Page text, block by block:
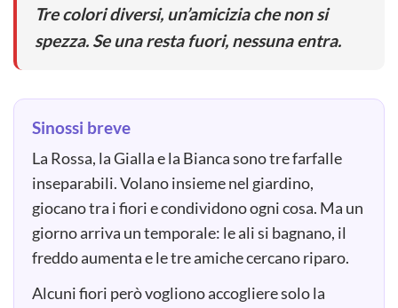
Tre colori diversi, un’amicizia che non si
spezza. Se una resta fuori, nessuna entra.
Sinossi breve
La Rossa, la Gialla e la Bianca sono tre farfalle
inseparabili. Volano insieme nel giardino,
giocano tra i fiori e condividono ogni cosa. Ma un
giorno arriva un temporale: le ali si bagnano, il
freddo aumenta e le tre amiche cercano riparo.
Alcuni fiori però vogliono accogliere solo la